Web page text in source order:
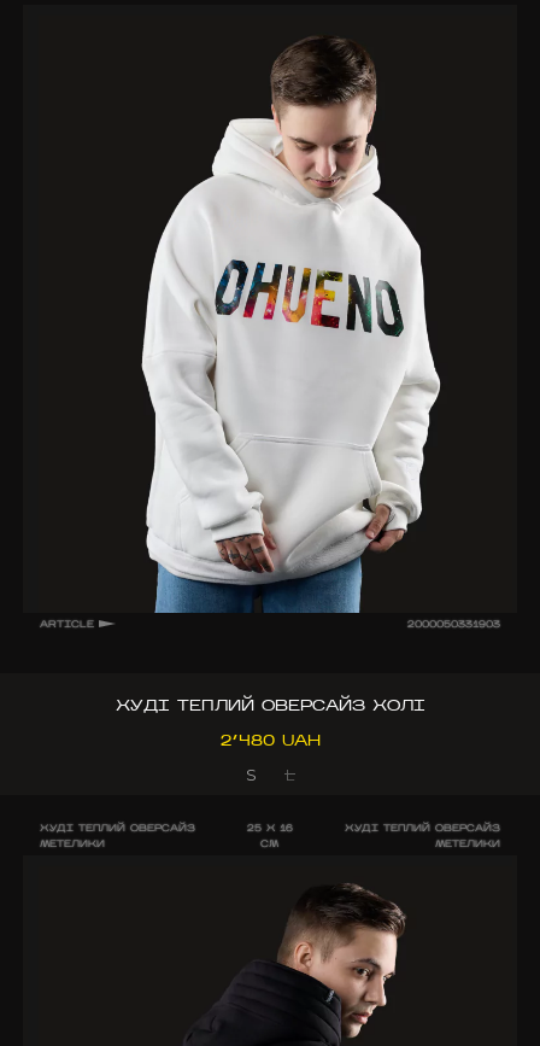
ARTICLE 2000050331903
ХУДІ ТЕПЛИЙ ОВЕРСАЙЗ ХОЛІ
2’480 UAH
S
L
ХУДІ ТЕПЛИЙ ОВЕРСАЙЗ
МЕТЕЛИКИ
25 X 16
CM
ХУДІ ТЕПЛИЙ ОВЕРСАЙЗ
МЕТЕЛИКИ